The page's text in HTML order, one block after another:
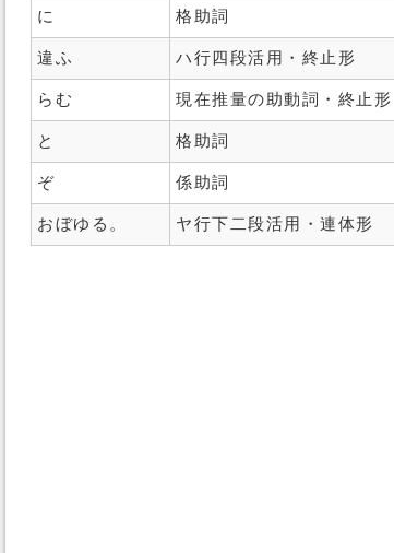
に 格助詞
違ふ ハ行四段活用・終止形
らむ 現在推量の助動詞・終止形
と 格助詞
ぞ 係助詞
おぼゆる。 ヤ行下二段活用・連体形